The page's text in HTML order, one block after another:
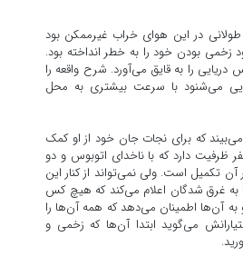
در این هوای خراب غیرممکن بود
زخمی بودن خود را به خطر انداخته بود.
دریایی را به قایق می‌آورد. شرح واقعه را
می‌شنود با سرعت بیشتری به محل
می‌بیند که برای نجات جان خود از او کمک
قایق او تنها ۶ نفر ظرفیت دارد که با ناخدای اتوبوس و دو
آن تکمیل است. ولی نمی‌تواند از کنار این
به غرق شدگان اعلام می‌کند که هیچ کس
به آن‌ها اطمینان می‌دهد که همه آن‌ها را
می‌گوید ابتدا آن‌ها که زخمی و